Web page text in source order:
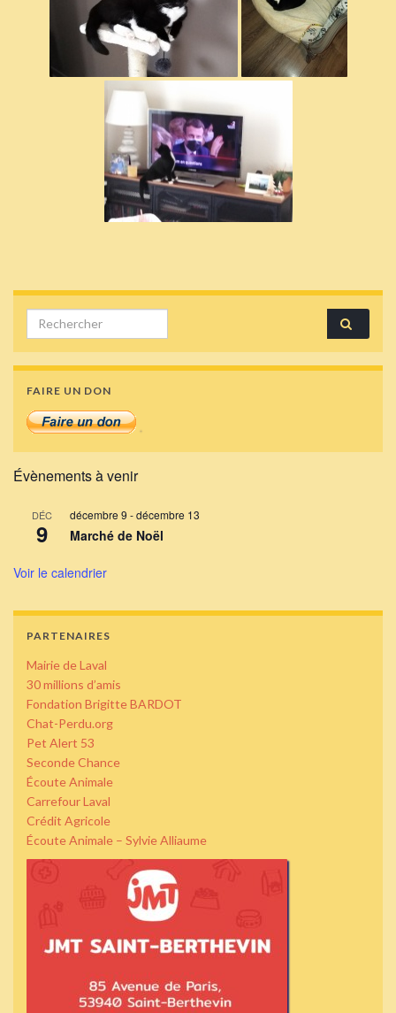
Search for:
FAIRE UN DON
Évènements à venir
DÉC
9
décembre 9 -décembre 13
Marché de Noël
Voir le calendrier
PARTENAIRES
Mairie de Laval
30 millions d’amis
Fondation Brigitte BARDOT
Chat-Perdu.org
Pet Alert 53
Seconde Chance
Écoute Animale
Carrefour Laval
Crédit Agricole
Écoute Animale – Sylvie Alliaume